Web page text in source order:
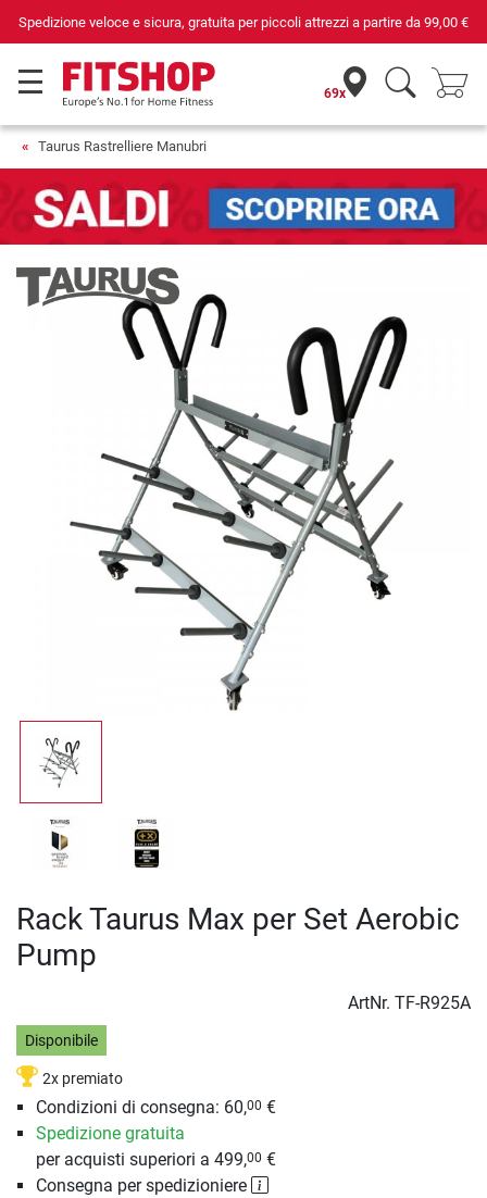
da99,00 € Da 42 anni i tuoi esperti di fiducia per il fitness
69x
Taurus Rastrelliere Manubri
Rack Taurus Max per Set Aerobic
Pump
ArtNr. TF-R925A
Disponibile
2x premiato
Condizioni di consegna: 60,00 €
Spedizione gratuita
per acquisti superiori a 499,00 €
Consegna per spedizioniere